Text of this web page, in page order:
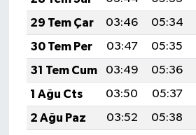
29 Tem Çar
03:46 05:34
30 Tem Per
03:47 05:35
31 Tem Cum
03:49 05:36
1 Ağu Cts
03:50 05:37
2 Ağu Paz
03:52 05:38